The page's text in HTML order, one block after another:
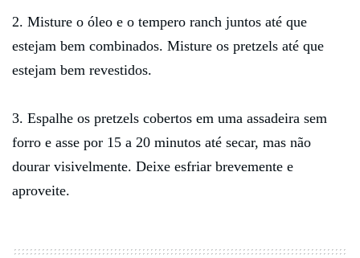
2. Misture o óleo e o tempero ranch juntos até que
estejam bem combinados. Misture os pretzels até que
estejam bem revestidos.
3. Espalhe os pretzels cobertos em uma assadeira sem
forro e asse por 15 a 20 minutos até secar, mas não
dourar visivelmente. Deixe esfriar brevemente e
aproveite.